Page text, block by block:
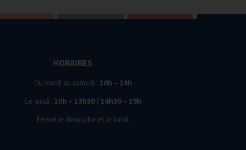
HORAIRES
Du mardi au samedi : 10h – 19h
Le jeudi : 10h – 13h30 / 14h30 – 19h
Fermé le dimanche et le lundi.